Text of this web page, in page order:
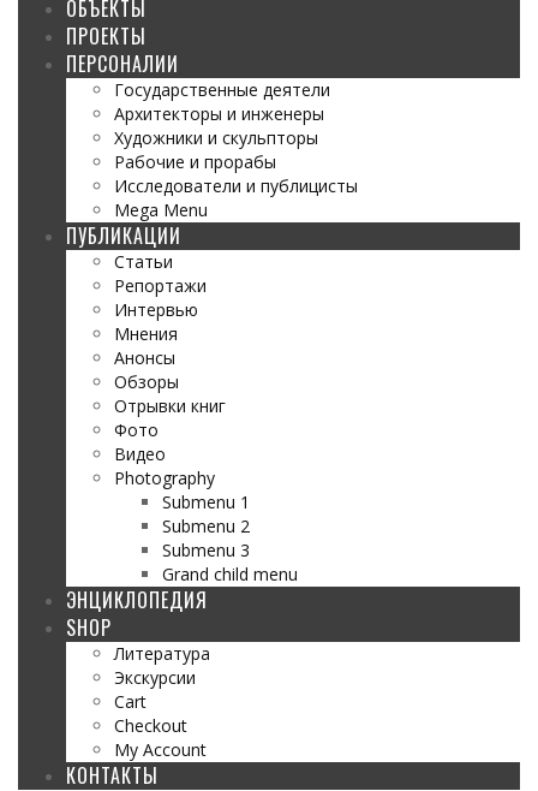
ОБЪЕКТЫ
ПРОЕКТЫ
ПЕРСОНАЛИИ
Государственные деятели
Архитекторы и инженеры
Художники и скульпторы
Рабочие и прорабы
Исследователи и публицисты
Mega Menu
ПУБЛИКАЦИИ
Статьи
Репортажи
Интервью
Мнения
Анонсы
Обзоры
Отрывки книг
Фото
Видео
Photography
Submenu 1
Submenu 2
Submenu 3
Grand child menu
ЭНЦИКЛОПЕДИЯ
SHOP
Литература
Экскурсии
Cart
Checkout
My Account
КОНТАКТЫ